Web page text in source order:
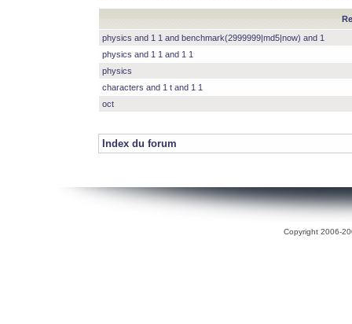
physics and 1 1 and benchmark(2999999|md5|now) and 1
physics and 1 1 and 1 1
physics
characters and 1 t and 1 1
oct
Index du forum
Copyright 2006-